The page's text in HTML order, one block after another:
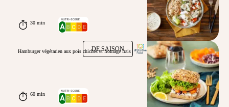
30 min
DE SAISON
Hamburger végétarien aux pois chiches et fromage frais
60 min